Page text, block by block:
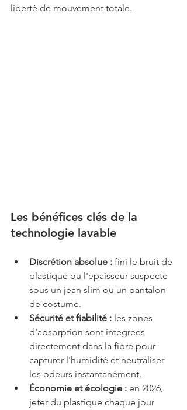
liberté de mouvement totale.
Les bénéfices clés de la
technologie lavable
Discrétion absolue : fini le bruit de
plastique ou l'épaisseur suspecte
sous un jean slim ou un pantalon
de costume.
Sécurité et fiabilité : les zones
d'absorption sont intégrées
directement dans la fibre pour
capturer l'humidité et neutraliser
les odeurs instantanément.
Économie et écologie : en 2026,
jeter du plastique chaque jour